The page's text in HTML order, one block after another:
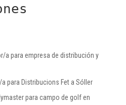
a para empresa de distribución y
para Distribucions Fet a Sóller
para campo de golf en